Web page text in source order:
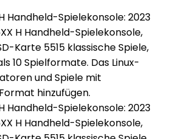
Handheld-Spielekonsole: 2023
H Handheld-Spielekonsole,
Karte 5515 klassische Spiele,
10 Spielformate. Das Linux-
und Spiele mit
hinzufügen.
Handheld-Spielekonsole: 2023
H Handheld-Spielekonsole,